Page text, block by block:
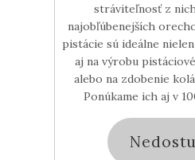
stráviteľnosť z
najobľúbenejších
pistácie sú ideálne
aj na výrobu
alebo na zdobenie
Ponúkame ich aj v